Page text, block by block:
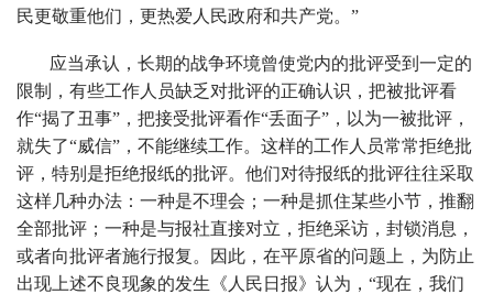
民更敬重他们，更热爱人民政府和共产党。”
应当承认，长期的战争环境曾使党内的批评受到一定的
限制，有些工作人员缺乏对批评的正确认识，把被批评看
作“揭了丑事”，把接受批评看作“丢面子”，以为一被批评，
就失了“威信”，不能继续工作。这样的工作人员常常拒绝批
评，特别是拒绝报纸的批评。他们对待报纸的批评往往采取
这样几种办法：一种是不理会；一种是抓住某些小节，推翻
全部批评；一种是与报社直接对立，拒绝采访，封锁消息，
或者向批评者施行报复。因此，在平原省的问题上，为防止
出现上述不良现象的发生《人民日报》认为，“现在，我们